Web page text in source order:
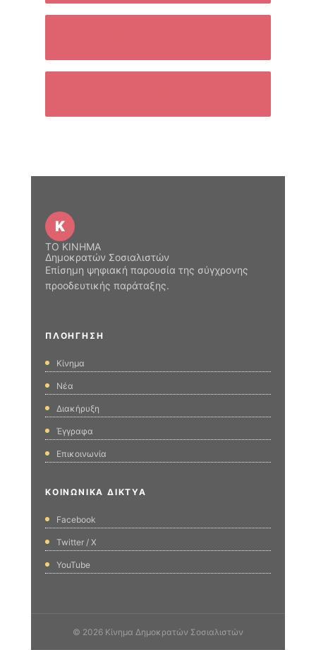
Κ
ΤΟ ΚΙΝΗΜΑ
Δημοκρατών Σοσιαλιστών
Επίσημη ψηφιακή παρουσία της σύγχρονης
προοδευτικής παράταξης.
ΠΛΟΉΓΗΣΗ
Κίνημα
Νέα
Διακήρυξη
Έγγραφα
Επικοινωνία
ΚΟΙΝΩΝΙΚΆ ΔΊΚΤΥΑ
Facebook
Twitter / X
YouTube
© 2026 Κίνημα Δημοκρατών Σοσιαλιστών